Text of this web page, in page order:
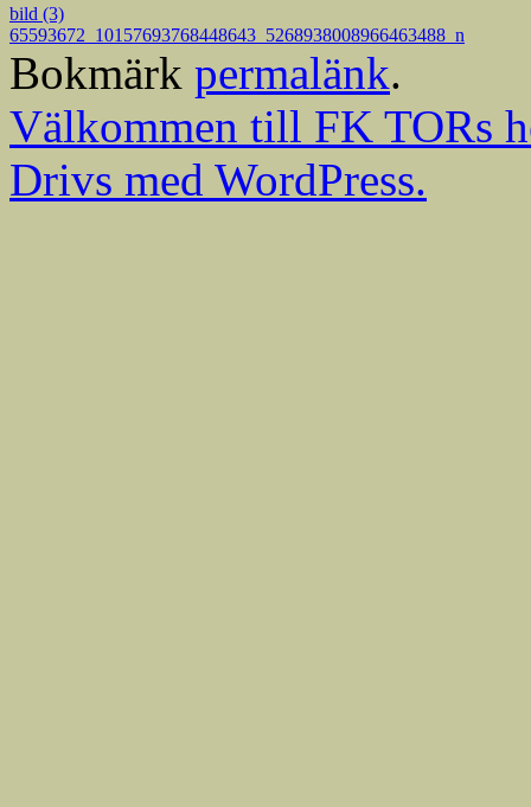
bild (3)
65593672_10157693768448643_5268938008966463488_n
Bokmärk permalänk.
Välkommen till FK TORs
Drivs med WordPress.